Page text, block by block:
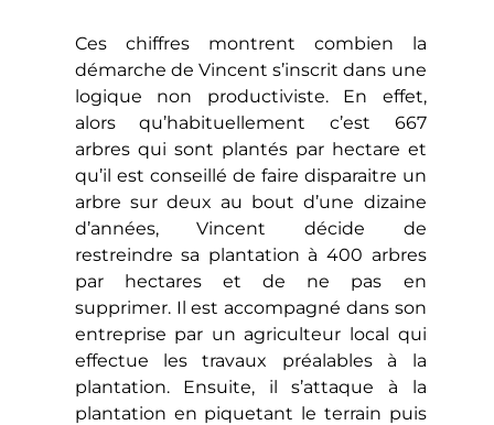
Ces chiffres montrent combien la
démarche de Vincent s’inscrit dans une
logique non productiviste. En effet,
alors qu’habituellement c’est 667
arbres qui sont plantés par hectare et
qu’il est conseillé de faire disparaitre un
arbre sur deux au bout d’une dizaine
d’années, Vincent décide de
restreindre sa plantation à 400 arbres
par hectares et de ne pas en
supprimer. Il est accompagné dans son
entreprise par un agriculteur local qui
effectue les travaux préalables à la
plantation. Ensuite, il s’attaque à la
plantation en piquetant le terrain puis